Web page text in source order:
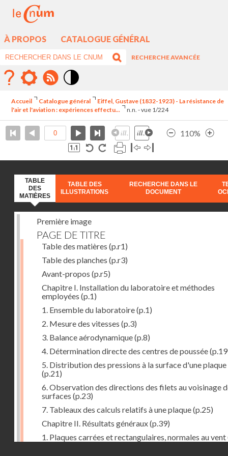
À PROPOS CATALOGUE GÉNÉRAL
RECHERCHE AVANCÉE
élévé
Accueil Catalogue général
Eiffel, Gustave (1832-1923) - La résistance de
l'air et l'aviation : expériences effectu...
n.n. - vue 1/224
110%
TABLE
DES
MATIÈRES
TABLE DES
ILLUSTRATIONS
RECHERCHE DANS LE
DOCUMENT
Première image
PAGE DE TITRE
Table des matières (p.r1)
Table des planches (p.r3)
Avant-propos (p.r5)
Chapitre I. Installation du laboratoire et méthodes
employées (p.1)
1. Ensemble du laboratoire(p.1)
2. Mesure des vitesses (p.3)
3. Balance aérodynamique(p.8)
4. Détermination directe des centres de poussée
5. Distribution des pressions à la surface d'une plaque
(p.21)
6. Observation des directions des filets au voisinage
surfaces (p.23)
7. Tableaux des calculs relatifs à une plaque(p.25)
Chapitre II. Résultats généraux(p.39)
1. Plaques carrées et rectangulaires, normales au vent